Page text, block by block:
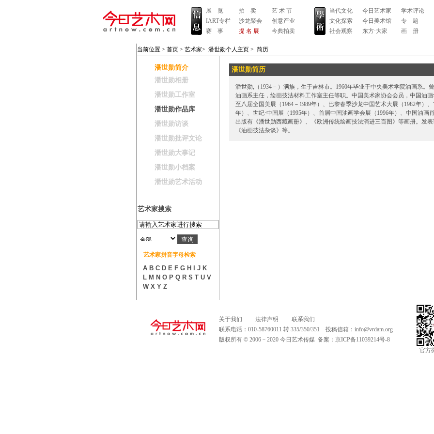
展 览
IART专栏
赛 事
拍 卖
沙龙聚会
提 名 展
艺 术 节
创意产业
今典拍卖
当代文化
文化探索
社会观察
今日艺术家
今日美术馆
东方·大家
学术评论
专 题
画 册
当前位置 > 首页 > 艺术家> 潘世勋个人主页 > 简历
潘世勋简介
潘世勋相册
潘世勋工作室
潘世勋作品库
潘世勋访谈
潘世勋批评文论
潘世勋大事记
潘世勋小档案
潘世勋艺术活动
艺术家搜索
艺术家拼音字母检索
A B C D E F G H J K
L M N O P Q R S T U V
W X Y Z
潘世勋简历
潘世勋,（1934－）满族，生于吉林市。1960年毕业于中央美术学院油画系。
油画系主任，绘画技法材料工作室主任等职。中国美术家协会会员，中国油
至八届全国美展（1964－1989年）、巴黎春季沙龙中国艺术大展（1982年）
年）、世纪·中国展（1995年）、首届中国油画学会展（1996年）、中国油画
出版有《潘世勋西藏画册》、《欧洲传统绘画技法演进三百图》等画册。发
《油画技法杂谈》等。
关于我们 法律声明
联系我们
联系电话：010-58760011 转 335/350/351 投稿信箱： info@vrdam.org
版权所有 © 2006－2020 今日艺术传媒 备案： 京ICP备11039214号-8
官方